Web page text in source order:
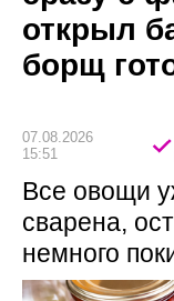
открыл
борщ
07.08.2026
15:51
Все овощи
сварена,
немного